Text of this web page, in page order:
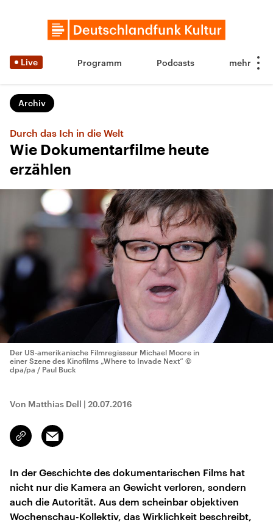
Live Programm Podcasts
Archiv
Durch das Ich in die Welt
Wie Dokumentarfilme heute
erzählen
Der US-amerikanische Filmregisseur Michael Moore in
einer Szene des Kinofilms „Where to Invade Next“ ©
dpa/pa / Paul Buck
Von Matthias Dell | 20.07.2016
Link
kopieren/teilen
Email
In der Geschichte des dokumentarischen Films hat
nicht nur die Kamera an Gewicht verloren, sondern
auch die Autorität. Aus dem scheinbar objektiven
Wochenschau-Kollektiv, das Wirklichkeit beschreibt,